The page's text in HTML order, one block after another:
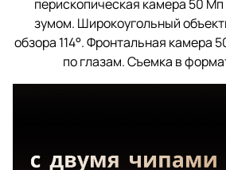
перископическая камера 50 Мп
зумом. Широкоугольный
обзора 114°. Фронтальная камера
по глазам. Съемка в